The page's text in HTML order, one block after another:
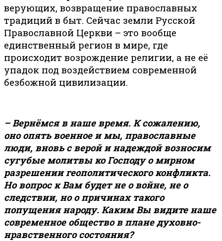
верующих, возвращение православных
традиций в быт. Сейчас земли Русской
Православной Церкви – это вообще
единственный регион в мире, где
происходит возрождение религии, а не её
упадок под воздействием современной
безбожной цивилизации.
– Вернёмся в наше время. К сожалению,
оно опять военное и мы, православные
люди, вновь с верой и надеждой возносим
сугубые молитвы ко Господу о мирном
разрешении геополитического конфликта.
Но вопрос к Вам будет не о войне, не о
следствии, но о причинах такого
попущения народу. Каким Вы видите наше
современное общество в плане духовно-
нравственного состояния?